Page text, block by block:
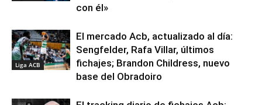
con él»
Liga ACB
El mercado Acb, actualizado al día:
Sengfelder, Rafa Villar, últimos
fichajes; Brandon Childress, nuevo
base del Obradoiro